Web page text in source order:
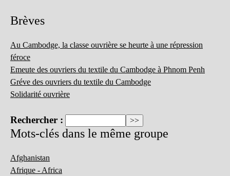
Brèves
Au Cambodge, la classe ouvrière se heurte à une répression
féroce
Emeute des ouvriers du textile du Cambodge à Phnom Penh
Gréve des ouvriers du textile du Cambodge
Solidarité ouvrière
Rechercher :
Mots-clés dans le même groupe
Afghanistan
Afrique - Africa